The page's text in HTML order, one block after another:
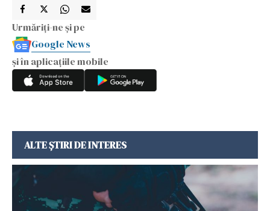
Urmăriți-ne și pe
Google News
și în aplicațiile mobile
ALTE ȘTIRI DE INTERES